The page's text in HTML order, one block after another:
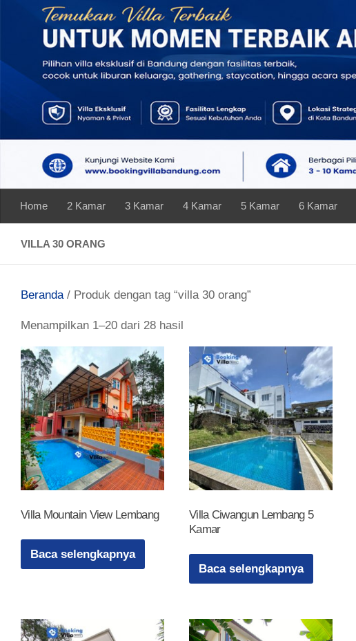
Skip to content
Home 2 Kamar 3 Kamar 4 Kamar 5 Kamar 6 Kamar
VILLA 30 ORANG
Beranda / Produk dengan tag “villa 30 orang”
Menampilkan 1–20 dari 28 hasil
yang
terbaru
Villa Mountain View Lembang
Baca selengkapnya
Villa Ciwangun Lembang 5
Kamar
Baca selengkapnya